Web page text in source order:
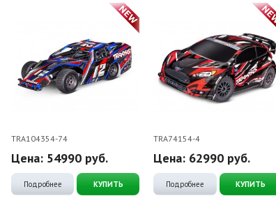
TRA104354-74
Цена: 54990 руб.
Подробнее КУПИТЬ
TRA74154-4
Цена: 62990 руб.
Подробнее КУПИТЬ